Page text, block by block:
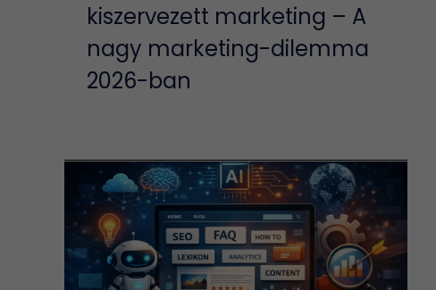
kiszervezett marketing – A
nagy marketing-dilemma
2026-ban